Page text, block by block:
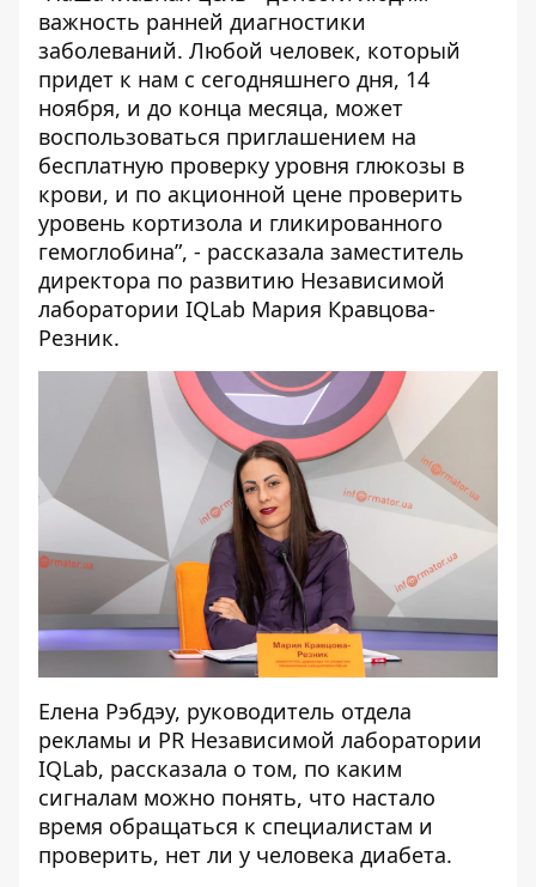
важность ранней диагностики
заболеваний. Любой человек, который
придет к нам с сегодняшнего дня, 14
ноября, и до конца месяца, может
воспользоваться приглашением на
бесплатную проверку уровня глюкозы в
крови, и по акционной цене проверить
уровень кортизола и гликированного
гемоглобина”, - рассказала заместитель
директора по развитию Независимой
лаборатории IQLab Мария Кравцова-
Резник.
Елена Рэбдэу, руководитель отдела
рекламы и PR Независимой лаборатории
IQLab, рассказала о том, по каким
сигналам можно понять, что настало
время обращаться к специалистам и
проверить, нет ли у человека диабета.